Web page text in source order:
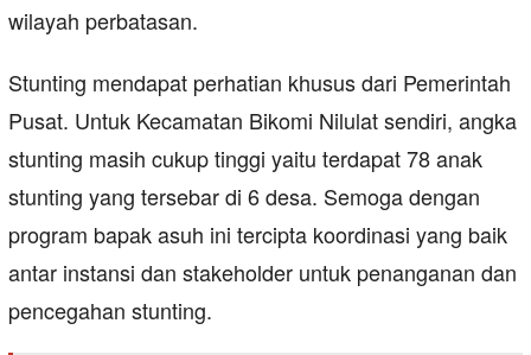
wilayah perbatasan.
Stunting mendapat perhatian khusus dari Pemerintah
Pusat. Untuk Kecamatan Bikomi Nilulat sendiri, angka
stunting masih cukup tinggi yaitu terdapat 78 anak
stunting yang tersebar di 6 desa. Semoga dengan
program bapak asuh ini tercipta koordinasi yang baik
antar instansi dan stakeholder untuk penanganan dan
pencegahan stunting.